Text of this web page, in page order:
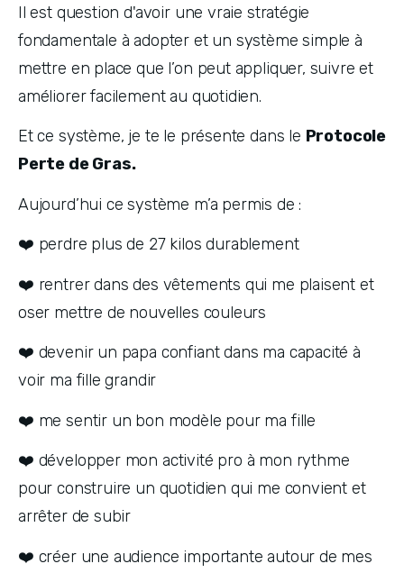
Il est question d'avoir une vraie stratégie
fondamentale à adopter et un système simple à
mettre en place que l’on peut appliquer, suivre et
améliorer facilement au quotidien.
Et ce système, je te le présente dans le Protocole
Perte de Gras.
Aujourd’hui ce système m’a permis de :
❤️ perdre plus de 27 kilos durablement
❤️ rentrer dans des vêtements qui me plaisent et
oser mettre de nouvelles couleurs
❤️ devenir un papa confiant dans ma capacité à
voir ma fille grandir
❤️ me sentir un bon modèle pour ma fille
❤️ développer mon activité pro à mon rythme
pour construire un quotidien qui me convient et
arrêter de subir
❤️ créer une audience importante autour de mes